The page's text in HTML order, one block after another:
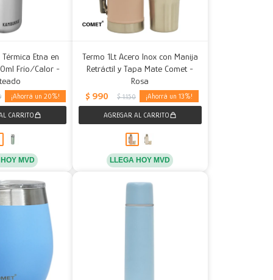
Etna en
Frío/Calor -
20
MVD
Termo 1Lt Acero Inox con Manija
Retráctil y Tapa Mate Comet -
Rosa
$ 990 $ 1.150 13
LLEGA HOY MVD